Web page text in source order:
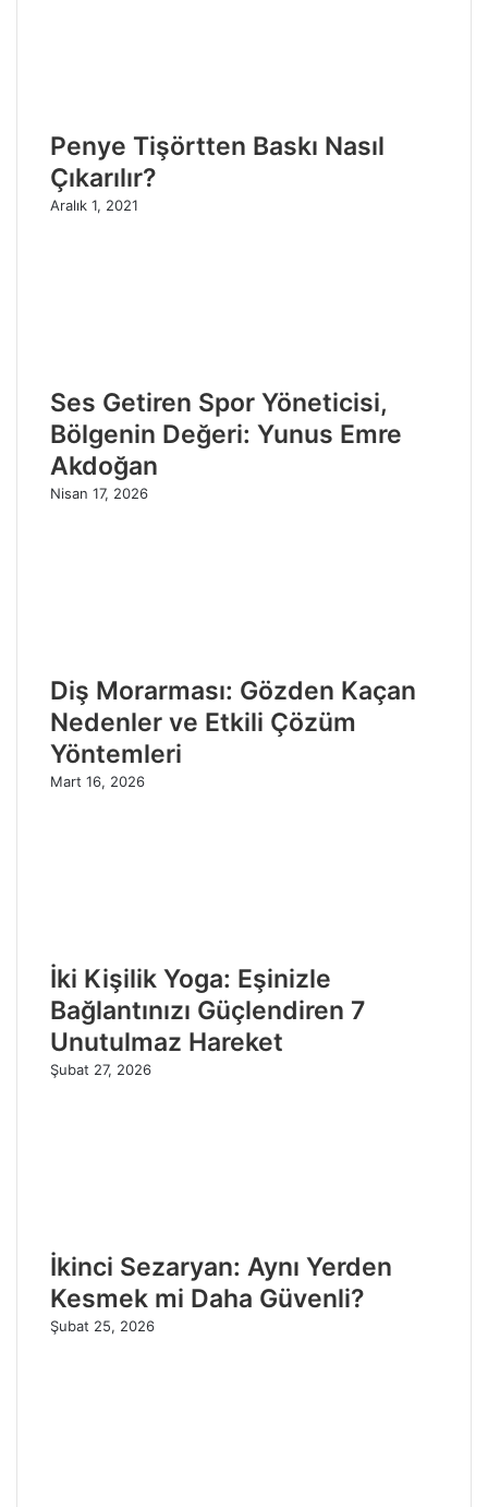
Penye Tişörtten Baskı Nasıl
Çıkarılır?
Aralık 1, 2021
Ses Getiren Spor Yöneticisi,
Bölgenin Değeri: Yunus Emre
Akdoğan
Nisan 17, 2026
Diş Morarması: Gözden Kaçan
Nedenler ve Etkili Çözüm
Yöntemleri
Mart 16, 2026
İki Kişilik Yoga: Eşinizle
Bağlantınızı Güçlendiren 7
Unutulmaz Hareket
Şubat 27, 2026
İkinci Sezaryan: Aynı Yerden
Kesmek mi Daha Güvenli?
Şubat 25, 2026